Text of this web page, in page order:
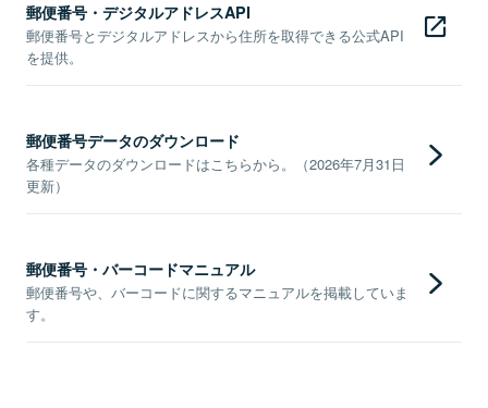
郵便番号・デジタルアドレスAPI
郵便番号とデジタルアドレスから住所を取得できる公式API
を提供。
郵便番号データのダウンロード
各種データのダウンロードはこちらから。（2026年7月31日
更新）
郵便番号・バーコードマニュアル
郵便番号や、バーコードに関するマニュアルを掲載していま
す。